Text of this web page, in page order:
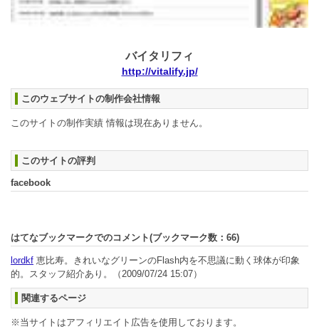
バイタリフィ
http://vitalify.jp/
このウェブサイトの制作会社情報
このサイトの制作実績 情報は現在ありません。
このサイトの評判
facebook
はてなブックマークでのコメント(ブックマーク数： 66)
lordkf 恵比寿。きれいなグリーンのFlash内を不思議に動く球体が印象
的。スタッフ紹介あり。
（2009/07/24 15:07）
関連するページ
※当サイトはアフィリエイト広告を使用しております。